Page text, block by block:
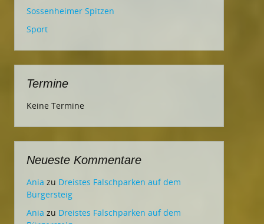
Sossenheimer Spitzen
Sport
Termine
Keine Termine
Neueste Kommentare
Ania zu Dreistes Falschparken auf dem
Bürgersteig
Ania zu Dreistes Falschparken auf dem